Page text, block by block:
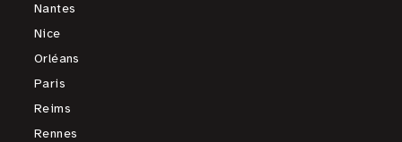
Nantes
Nice
Orléans
Paris
Reims
Rennes